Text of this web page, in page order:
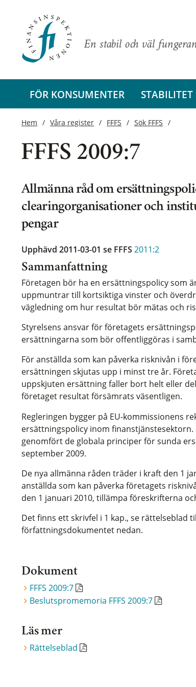
En stabil och väl
FÖR KONSUMENTER STABILITET
Hem Våra register FFFS Sök FFFS
FFFS 2009:7
Allmänna råd om
clearingorganisationer och
pengar
Upphävd 2011-03-01se FFFS2011:2
Sammanfattning
Företagen bör ha en ersättningspolicy som
uppmuntrar till kortsiktiga vinster och
vägledning om hur resultat bör mätas och
Styrelsens ansvar för företagets
ersättningarna som bör offentliggöras i
För anställda som kan påverka risknivån i
ersättningen skjutas upp i minst tre år.
uppskjuten ersättning faller bort helt eller
företaget resultat försämrats väsentligen.
Regleringen bygger på EU-kommissionens
ersättningspolicy inom
genomfört de globala principer för sunda
september 2009.
De nya allmänna råden träder i kraft den 1
anställda som kan påverka företagets
den 1 januari 2010, tillämpa föreskrifterna
Det finns ett skrivfel i 1 kap., se rättelseblad
författningsdokumentet nedan.
Dokument
FFFS 2009:7
Beslutspromemoria FFFS 2009:7
Läs mer
Rättelseblad